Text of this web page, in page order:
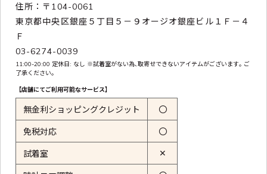
住所：〒104-0061
東京都中央区銀座５丁目５－９オージオ銀座ビル１Ｆ－４
Ｆ
03-6274-0039
11:00-20:00 定休日: なし ※試着室がない為､取寄せできないアイテムがございます｡ ご
了承ください｡
【店舗にてご利用可能なサービス】
無金利ショッピングクレジット 〇
免税対応 〇
試着室 ✕